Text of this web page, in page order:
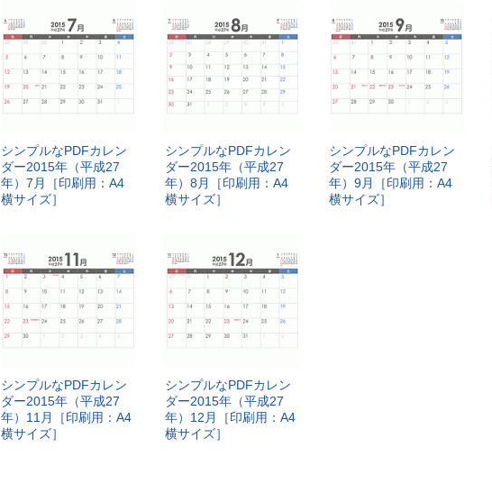
シンプルなPDFカレン
ダー2015年（平成27
年）7月［印刷用：A4
横サイズ］
シンプルなPDFカレン
ダー2015年（平成27
年）8月［印刷用：A4
横サイズ］
シンプルなPDFカレン
ダー2015年（平成27
年）9月［印刷用：A4
横サイズ］
シンプルなPDFカレン
ダー2015年（平成27
年）11月［印刷用：A4
横サイズ］
シンプルなPDFカレン
ダー2015年（平成27
年）12月［印刷用：A4
横サイズ］